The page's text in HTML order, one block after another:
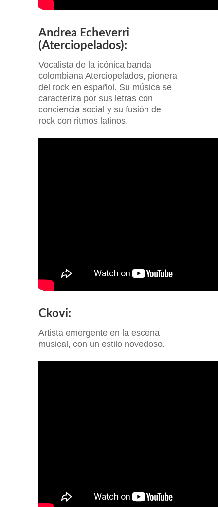
Andrea Echeverri
(Aterciopelados):
Vocalista de la icónica banda
colombiana Aterciopelados, pionera
del rock en español. Su música se
caracteriza por sus letras con
conciencia social y su fusión de
rock con ritmos latinos.
Ckovi:
Artista emergente en la escena
musical, con un estilo novedoso.